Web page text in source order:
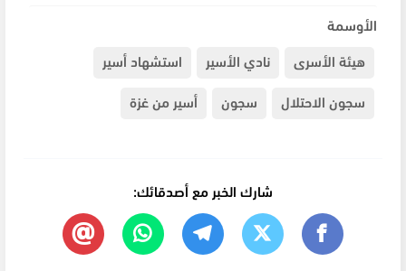
الأوسمة
هيئة الأسرى
نادي الأسير
استشهاد أسير
سجون الاحتلال
سجون أسير من غزة
شارك الخبر مع أصدقائك: